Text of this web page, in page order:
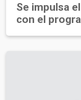
Se impulsa
con el